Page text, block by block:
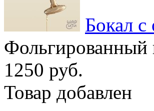
Бокал с
Фольгированный
1250 руб.
Товар добавлен